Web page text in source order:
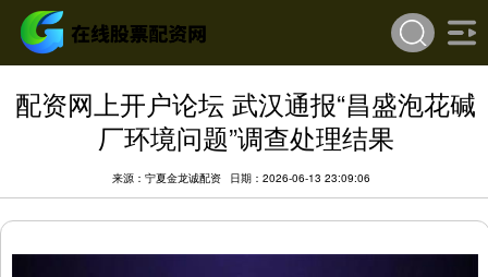
配资网上开户论坛 武汉通报“昌盛泡花碱
厂环境问题”调查处理结果
来源：宁夏金龙诚配资 日期：2026-06-13 23:09:06